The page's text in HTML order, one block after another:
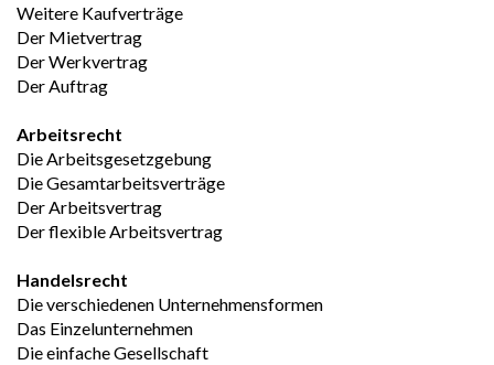
Weitere Kaufverträge
Der Mietvertrag
Der Werkvertrag
Der Auftrag
Arbeitsrecht
Die Arbeitsgesetzgebung
Die Gesamtarbeitsverträge
Der Arbeitsvertrag
Der flexible Arbeitsvertrag
Handelsrecht
Die verschiedenen Unternehmensformen
Das Einzelunternehmen
Die einfache Gesellschaft